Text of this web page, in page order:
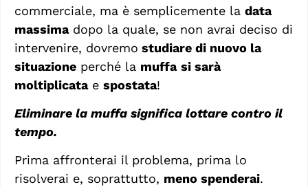
commerciale, ma è semplicemente la data
massimadopo la quale, se non avrai deciso di
intervenire, dovremo studiare di nuovo la
situazione perché la muffa si sarà
moltiplicatae spostata!
Eliminare la muffa significa lottare contro il
tempo.
Prima affronterai il problema, prima lo
risolverai e, soprattutto, meno spenderai.